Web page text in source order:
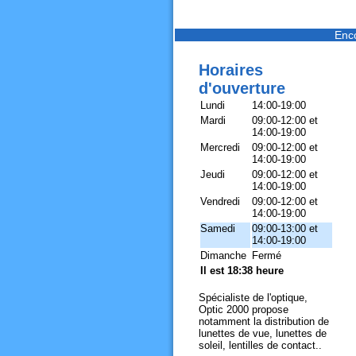
Horaires
d'ouverture
Lundi
14:00-19:00
Mardi
09:00-12:00 et
14:00-19:00
Mercredi
09:00-12:00 et
14:00-19:00
Jeudi
09:00-12:00 et
14:00-19:00
Vendredi
09:00-12:00 et
14:00-19:00
Samedi
09:00-13:00 et
14:00-19:00
Dimanche
Fermé
Il est 18:38 heure
Spécialiste de l'optique,
Optic 2000 propose
notamment la distribution de
lunettes de vue, lunettes de
soleil, lentilles de contact..